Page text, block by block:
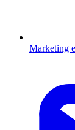
Marketing